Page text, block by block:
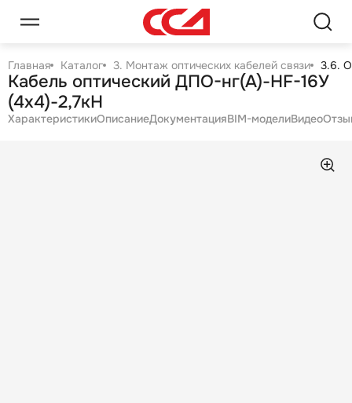
Главная Каталог 3. Монтаж оптических кабелей связи 3.6.
Кабель оптический ДПО-нг(А)-HF-16У
(4х4)-2,7кН
ХарактеристикиОписаниеДокументацияBIM-моделиВидео